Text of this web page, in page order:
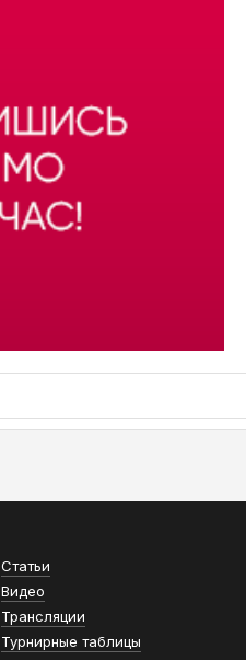
Статьи
Видео
Трансляции
Турнирные таблицы